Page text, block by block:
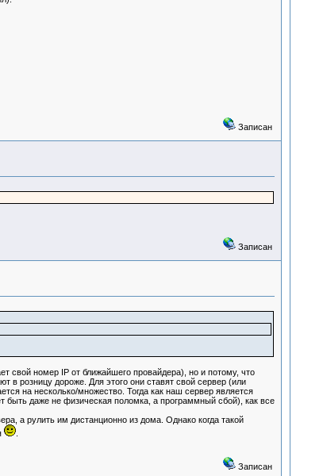
Записан
Записан
свой номер IP от ближайшего провайдера), но и потому, что
в розницу дороже. Для этого они ставят свой сервер (или
на несколько/множество. Тогда как наш сервер является
быть даже не физическая поломка, а программный сбой), как все
а рулить им дистанционно из дома. Однако когда такой
.
Записан